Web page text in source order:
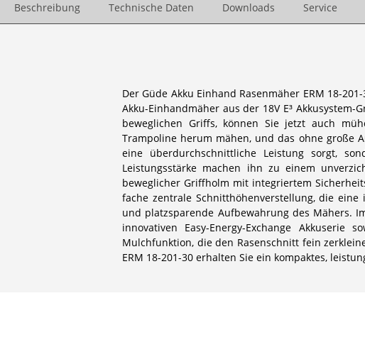
Beschreibung Technische Daten Downloads Service
Der Güde Akku Einhand Rasenmäher ERM 18-
Akku-Einhandmäher aus der 18V E³
beweglichen Griffs, können Sie jetzt auch
Trampoline herum mähen, und das ohne große
eine überdurchschnittliche Leistung sorgt,
Leistungsstärke machen ihn zu einem
beweglicher Griffholm mit integriertem
fache zentrale Schnitthöhenverstellung, die
und platzsparende Aufbewahrung des Mähers.
innovativen Easy-Energy-Exchange
Mulchfunktion, die den Rasenschnitt fein
ERM 18-201-30 erhalten Sie ein kompaktes,